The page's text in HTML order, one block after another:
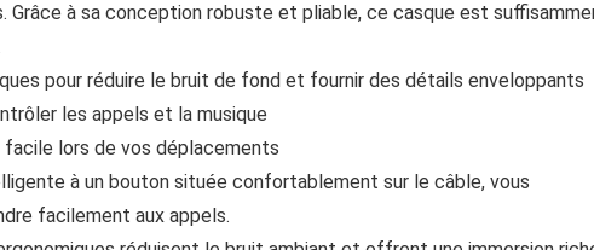
Grâce à sa conception robuste et pliable, ce casque est
pour réduire le bruit de fond et fournir des détails enveloppants
les appels et la musique
lors de vos déplacements
à un bouton située confortablement sur le câble, vous
facilement aux appels.